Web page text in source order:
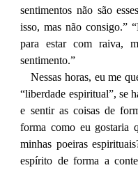
sentimentos não são
isso, mas não consigo.”
para estar com raiva,
sentimento.”
Nessas horas, eu me
“liberdade espiritual”, se
e sentir as coisas de
forma como eu gostaria
minhas poeiras
espírito de forma a